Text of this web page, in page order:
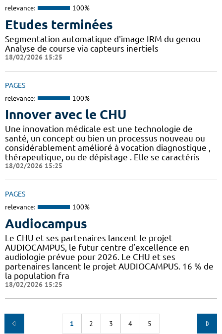
relevance: 100%
Etudes terminées
Segmentation automatique d'image IRM du genou
Analyse de course via capteurs inertiels
18/02/2026 15:25
PAGES
relevance: 100%
Innover avec le CHU
Une innovation médicale est une technologie de
santé, un concept ou bien un processus nouveau ou
considérablement amélioré à vocation diagnostique ,
thérapeutique, ou de dépistage . Elle se caractéris
18/02/2026 15:25
PAGES
relevance: 100%
Audiocampus
Le CHU et ses partenaires lancent le projet
AUDIOCAMPUS, le futur centre d’excellence en
audiologie prévue pour 2026. Le CHU et ses
partenaires lancent le projet AUDIOCAMPUS. 16 % de
la population fra
18/02/2026 15:25
1 2 3 4 5